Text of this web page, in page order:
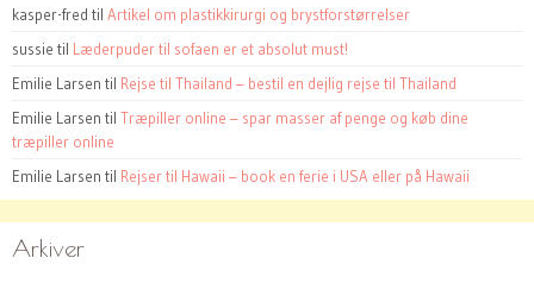
kasper-fred til Artikel om plastikkirurgi og brystforstørrelser
sussie til Læderpuder til sofaen er et absolut must!
Emilie Larsen til Rejse til Thailand – bestil en dejlig rejse til Thailand
Emilie Larsen til Træpiller online – spar masser af penge og køb dine
træpiller online
Emilie Larsen til Rejser til Hawaii – book en ferie i USA eller på Hawaii
Arkiver